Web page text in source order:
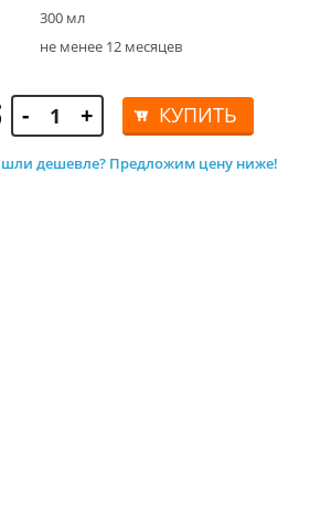
300 мл
не менее 12 месяцев
- + КУПИТЬ
дешевле? Предложим цену ниже!